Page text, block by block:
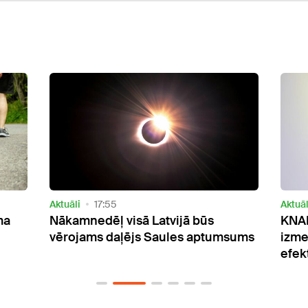
Aktuāli 06:38
KNAB esošo korupcijas
izmeklēšanas modeli nosauc par